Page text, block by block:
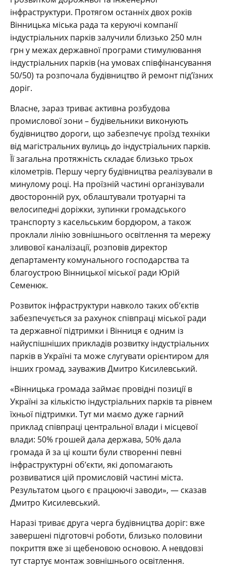
інфраструктури. Протягом останніх двох років
Вінницька міська рада та керуючі компанії
індустріальних парків залучили близько 250 млн
грн у межах державної програми стимулювання
індустріальних парків (на умовах співфінансування
50/50) та розпочала будівництво й ремонт під’їзних
доріг.
Власне, зараз триває активна розбудова
промислової зони – будівельники виконують
будівництво дороги, що забезпечує проїзд техніки
від магістральних вулиць до індустріальних парків.
Її загальна протяжність складає близько трьох
кілометрів. Першу чергу будівництва реалізували в
минулому році. На проїзній частині організували
двосторонній рух, облаштували тротуарні та
велосипедні доріжки, зупинки громадського
транспорту з касельським бордюром, а також
проклали лінію зовнішнього освітлення та мережу
зливової каналізації, розповів директор
департаменту комунального господарства та
благоустрою Вінницької міської ради Юрій
Семенюк.
Розвиток інфраструктури навколо таких об’єктів
забезпечується за рахунок співпраці міської ради
та державної підтримки і Вінниця є одним із
найуспішніших прикладів розвитку індустріальних
парків в Україні та може слугувати орієнтиром для
інших громад, зауважив Дмитро Кисилевський.
«Вінницька громада займає провідні позиції в
Україні за кількістю індустріальних парків та рівнем
їхньої підтримки. Тут ми маємо дуже гарний
приклад співпраці центральної влади і місцевої
влади: 50% грошей дала держава, 50% дала
громада й за ці кошти були створенні певні
інфраструктурні об’єкти, які допомагають
розвиватися цій промисловій частині міста.
Результатом цього є працюючі заводи», — сказав
Дмитро Кисилевський.
Наразі триває друга черга будівництва доріг: вже
завершені підготовчі роботи, близько половини
покриття вже зі щебеновою основою. А невдовзі
тут стартує монтаж зовнішнього освітлення.